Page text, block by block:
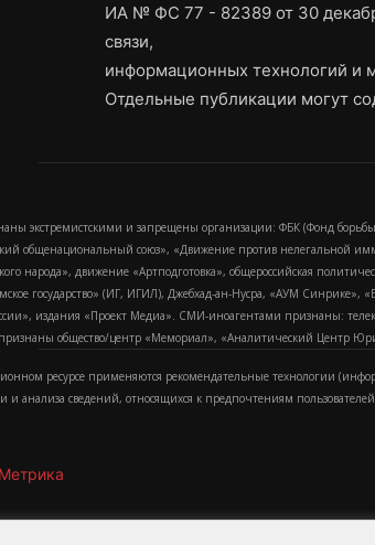
ИА № ФС 77 - 82389 от 30
связи,
информационных технологий и
Отдельные публикации могут
экстремистскими и запрещены организации: ФБК (Фонд
общенациональный союз», «Движение против
народа», движение «Артподготовка», общероссийская
государство» (ИГ, ИГИЛ), Джебхад-ан-Нусра, «АУМ
издания «Проект Медиа». СМИ-иноагентами признаны:
общество/центр «Мемориал», «Аналитический Центр
ресурсе применяются рекомендательные технологии
и анализа сведений, относящихся к предпочтениям